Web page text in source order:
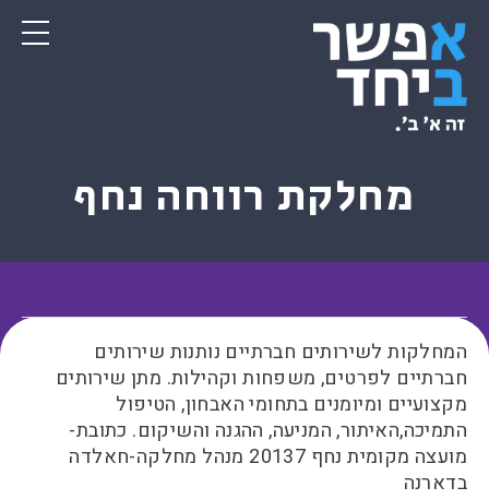
מחלקת רווחה נחף
המחלקות לשירותים חברתיים נותנות שירותים
חברתיים לפרטים, משפחות וקהילות. מתן שירותים
מקצועיים ומיומנים בתחומי האבחון, הטיפול
התמיכה,האיתור, המניעה, ההגנה והשיקום. כתובת-
מועצה מקומית נחף 20137 מנהל מחלקה-חאלדה
בדארנה